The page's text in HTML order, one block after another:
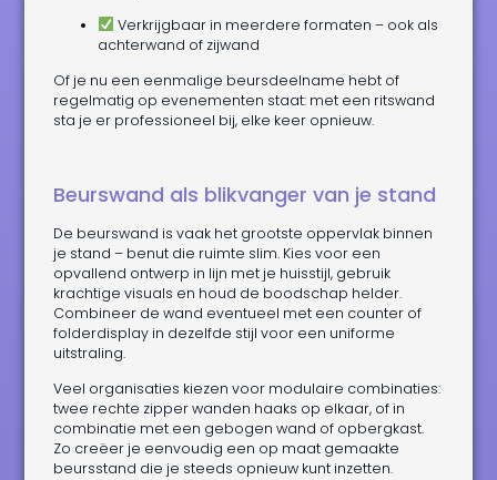
Verkrijgbaar in meerdere formaten – ook als
achterwand of zijwand
Of je nu een eenmalige beursdeelname hebt of
regelmatig op evenementen staat: met een ritswand
sta je er professioneel bij, elke keer opnieuw.
Beurswand als blikvanger van je stand
De beurswand is vaak het grootste oppervlak binnen
je stand – benut die ruimte slim. Kies voor een
opvallend ontwerp in lijn met je huisstijl, gebruik
krachtige visuals en houd de boodschap helder.
Combineer de wand eventueel met een counter of
folderdisplay in dezelfde stijl voor een uniforme
uitstraling.
Veel organisaties kiezen voor modulaire combinaties:
twee rechte zipper wanden haaks op elkaar, of in
combinatie met een gebogen wand of opbergkast.
Zo creëer je eenvoudig een op maat gemaakte
beursstand die je steeds opnieuw kunt inzetten.